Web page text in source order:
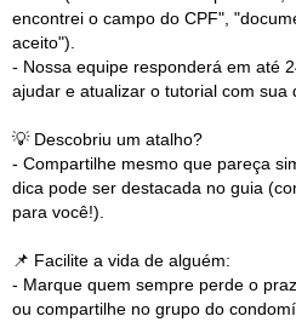
encontrei o campo do CPF",
aceito").
- Nossa equipe responderá em até
ajudar e atualizar o tutorial com sua
💡 Descobriu um atalho?
- Compartilhe mesmo que pareça
dica pode ser destacada no guia
para você!).
📌 Facilite a vida de alguém:
- Marque quem sempre perde o
ou compartilhe no grupo do